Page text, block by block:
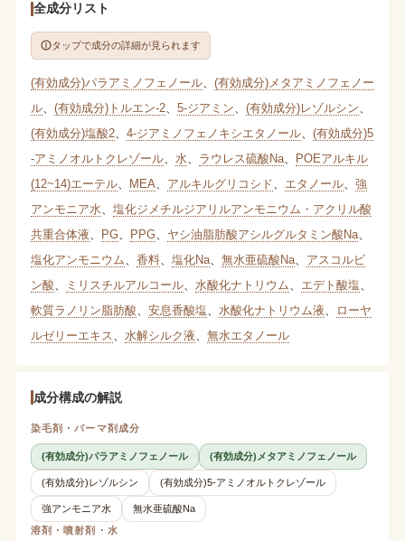
全成分リスト
タップで成分の詳細が見られます
(有効成分)パラアミノフェノール、 (有効成分)メタアミノフェノー
ル、 (有効成分)トルエン-2、 5-ジアミン (有効成分)レゾルシン
(有効成分)塩酸2、 4-ジアミノフェノキシエタノール、 (有効成分)5
-アミノオルトクレゾール、 水 ラウレス硫酸Na、 POEアルキル
(12~14)エーテル、 MEA アルキルグリコシド エタノール、 強
アンモニア水
塩化ジメチルジアリルアンモニウム・アクリル酸
共重合体液
PG、 PPG、 ヤシ油脂肪酸アシルグルタミン酸Na、
塩化アンモニウム
香料、 塩化Na、 無水亜硫酸Na、 アスコルビ
ン酸
ミリスチルアルコール、 水酸化ナトリウム エデト酸塩
軟質ラノリン脂肪酸
安息香酸塩 水酸化ナトリウム液
ローヤ
ルゼリーエキス
水解シルク液 無水エタノール
成分構成の解説
染毛剤・パーマ剤成分
(有効成分)パラアミノフェノール (有効成分)メタアミノフェノール
(有効成分)レゾルシン (有効成分)5-アミノオルトクレゾール
強アンモニア水
無水亜硫酸Na
溶剤・噴射剤・水